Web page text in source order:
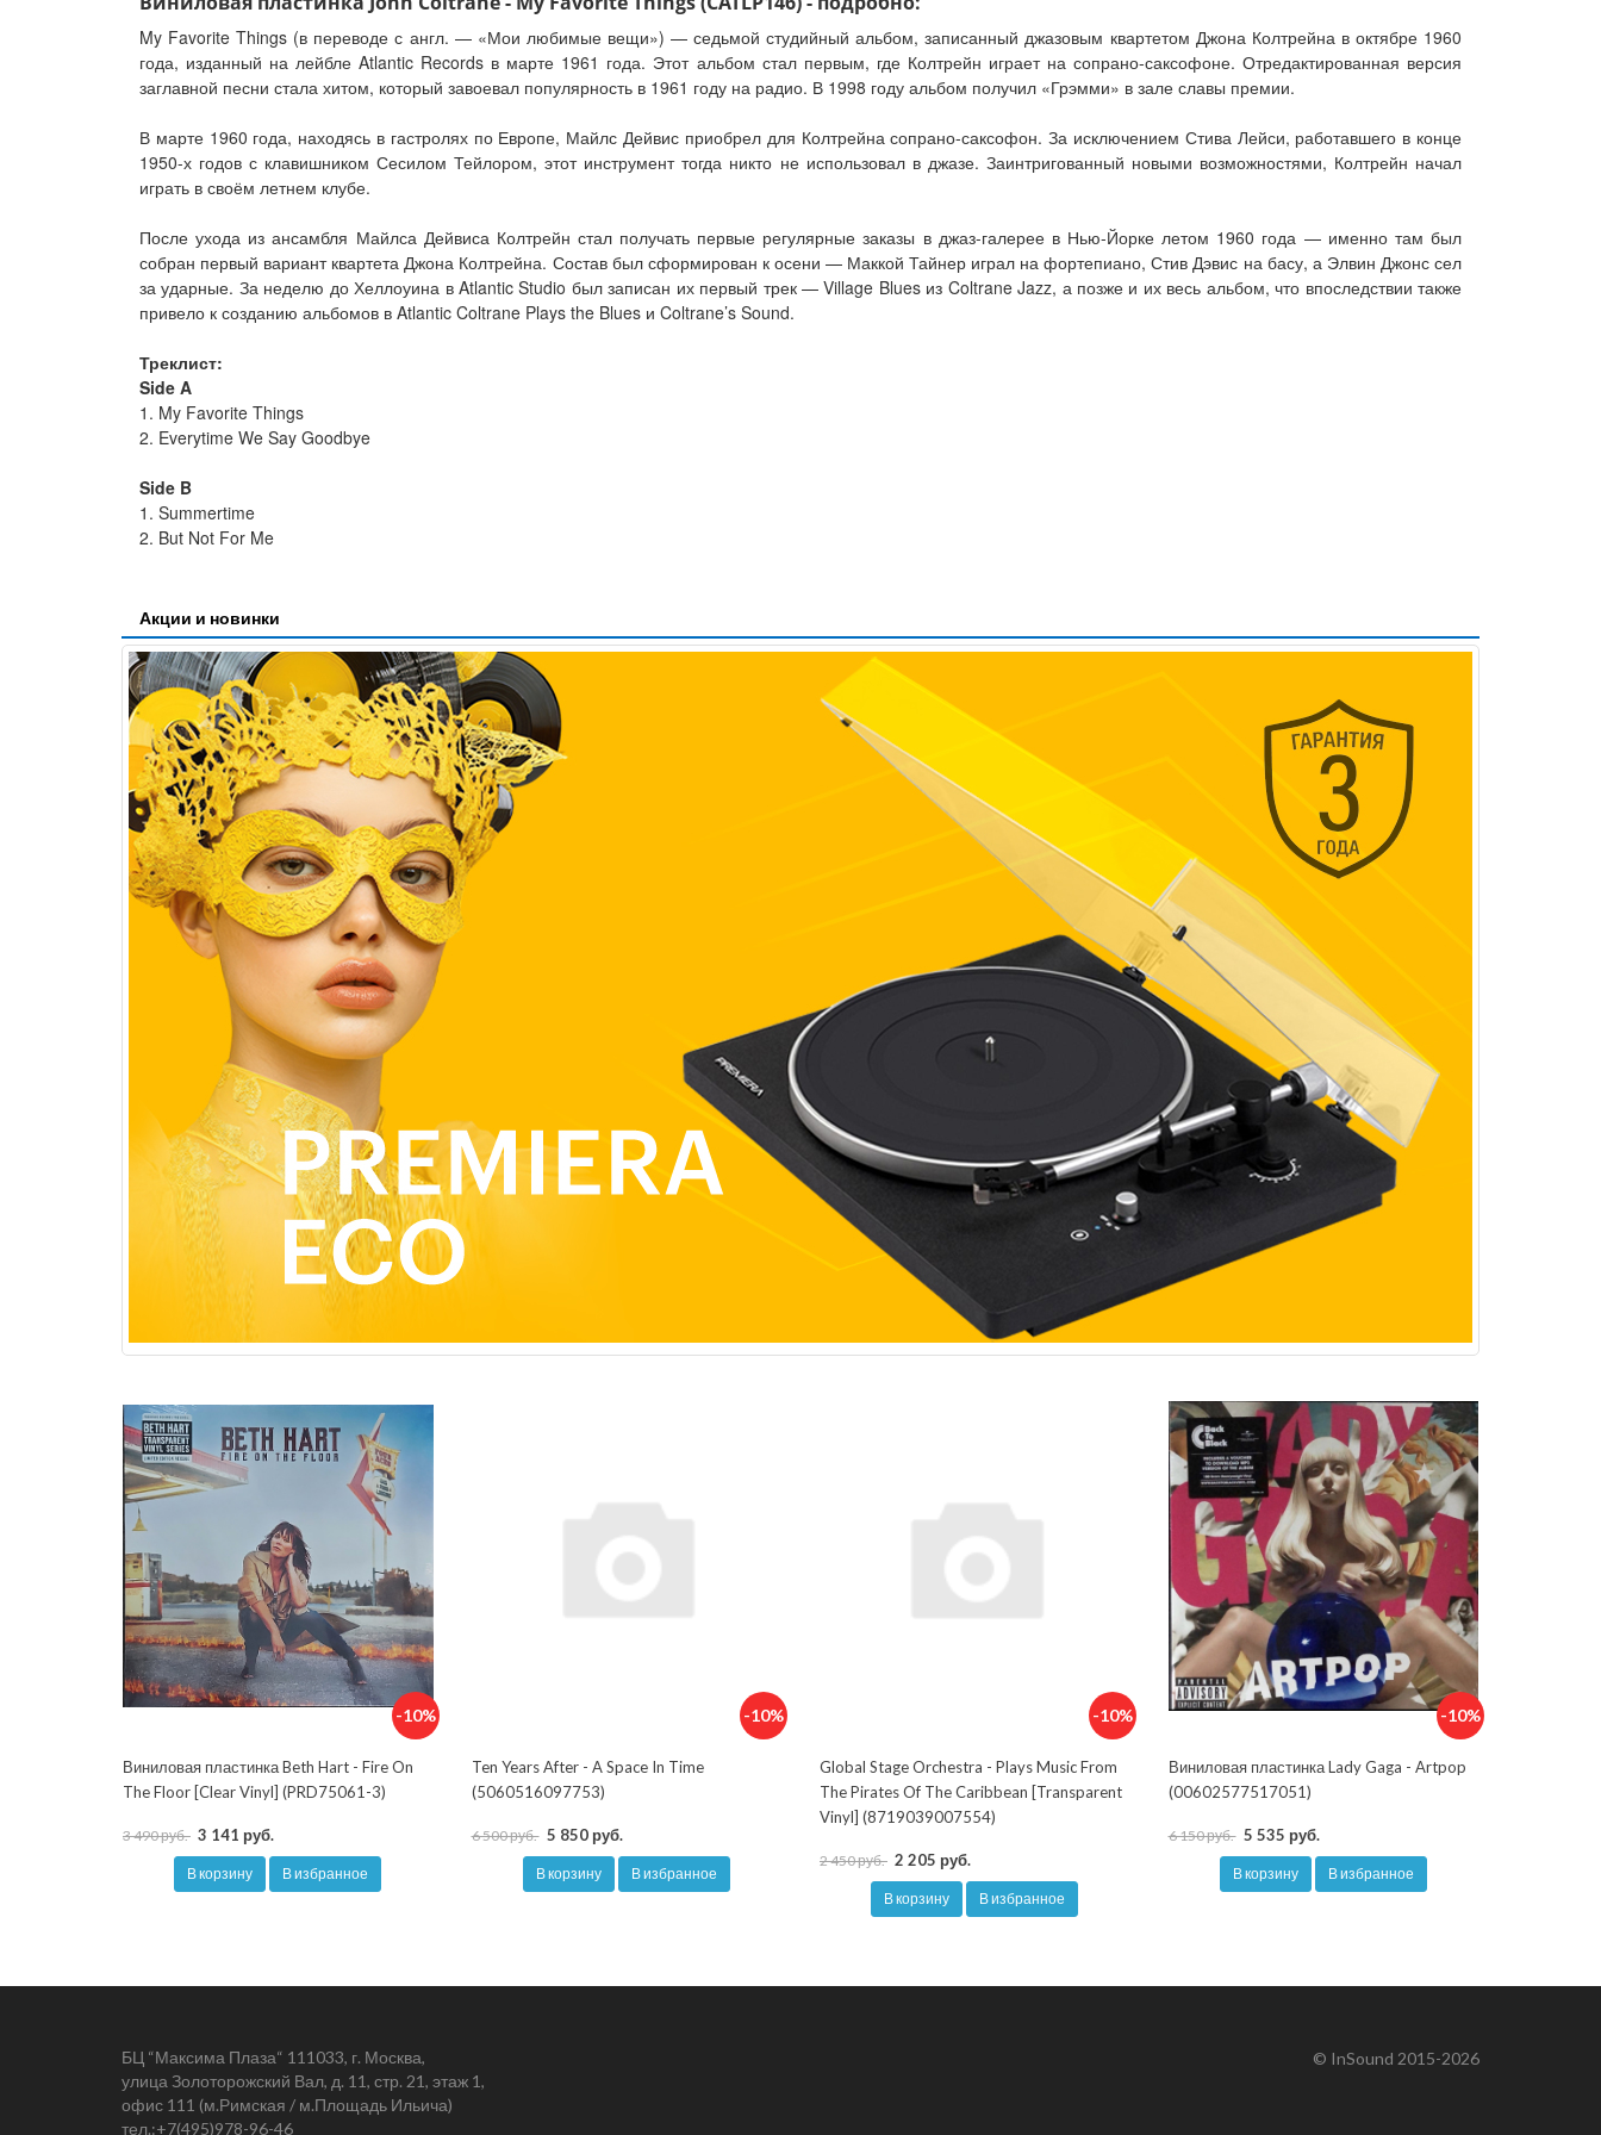
My Favorite Things (в переводе с англ. — «Мои любимые вещи») — седьмой студийный альбом, записанный джазовым квартетом Джона Колтрейна в октябре 1960
года, изданный на лейбле Atlantic Records в марте 1961 года. Этот альбом стал первым, где Колтрейн играет на сопрано-саксофоне. Отредактированная версия
заглавной песни стала хитом, который завоевал популярность в 1961 году на радио. В 1998 году альбом получил «Грэмми» в зале славы премии.
В марте 1960 года, находясь в гастролях по Европе, Майлс Дейвис приобрел для Колтрейна сопрано-саксофон. За исключением Стива Лейси, работавшего в конце
1950-х годов с клавишником Сесилом Тейлором, этот инструмент тогда никто не использовал в джазе. Заинтригованный новыми возможностями, Колтрейн начал
играть в своём летнем клубе.
После ухода из ансамбля Майлса Дейвиса Колтрейн стал получать первые регулярные заказы в джаз-галерее в Нью-Йорке летом 1960 года — именно там был
собран первый вариант квартета Джона Колтрейна. Состав был сформирован к осени — Маккой Тайнер играл на фортепиано, Стив Дэвис на басу, а Элвин Джонс сел
за ударные. За неделю до Хеллоуина в Atlantic Studio был записан их первый трек — Village Blues из Coltrane Jazz, а позже и их весь альбом, что впоследствии также
привело к созданию альбомов в Atlantic Coltrane Plays the Blues и Coltrane’s Sound.
Треклист:
Side A
1. My Favorite Things
2. Everytime We Say Goodbye
Side B
1. Summertime
2. But Not For Me
Акции и новинки
-10%
Виниловая пластинка Beth Hart - Fire On
The Floor [Clear Vinyl] (PRD75061-3)
3 490 руб. 3 141 руб.
В корзину В избранное
-10%
Ten Years After - A Space In Time
(5060516097753)
6 500 руб. 5 850 руб.
В корзину В избранное
-10%
Global Stage Orchestra - Plays Music From
The Pirates Of The Caribbean [Transparent
Vinyl] (8719039007554)
2 450 руб. 2 205 руб.
В корзину В избранное
-10%
Виниловая пластинка Lady Gaga - Artpop
(00602577517051)
6 150 руб. 5 535 руб.
В корзину В избранное
БЦ “Максима Плаза“ 111033, г. Москва,
улица Золоторожский Вал, д. 11, стр. 21, этаж 1,
офис 111 (м.Римская / м.Площадь Ильича)
тел.:+7(495)978-96-46
© InSound 2015-2026